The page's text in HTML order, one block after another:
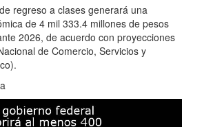
regreso a clases generará una
de 4 mil 333.4 millones de pesos
2026, de acuerdo con proyecciones
de Comercio, Servicios y